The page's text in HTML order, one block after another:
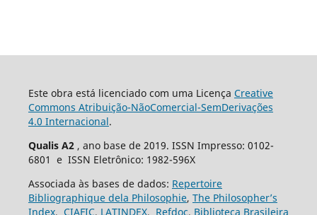
Este obra está licenciado com uma Licença Creative
Commons Atribuição-NãoComercial-SemDerivações
4.0 Internacional.
Qualis A2 , ano base de 2019. ISSN Impresso: 0102-
6801 e ISSN Eletrônico: 1982-596X
Associada às bases de dados: Repertoire
Bibliographique dela Philosophie, The Philosopher’s
Index, CIAFIC, LATINDEX, Refdoc, Biblioteca Brasileira